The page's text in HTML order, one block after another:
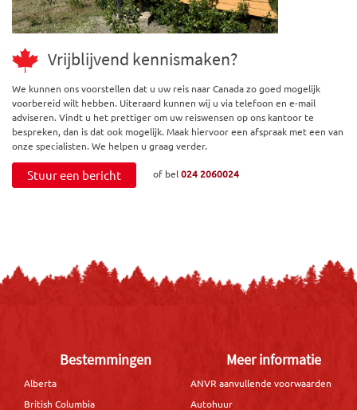
Vrijblijvend kennismaken?
We kunnen ons voorstellen dat u uw reis naar Canada zo goed mogelijk
voorbereid wilt hebben. Uiteraard kunnen wij u via telefoon en e-mail
adviseren. Vindt u het prettiger om uw reiswensen op ons kantoor te
bespreken, dan is dat ook mogelijk. Maak hiervoor een afspraak met een van
onze specialisten. We helpen u graag verder.
Stuur een bericht of bel024 2060024
Bestemmingen
Alberta
British Columbia
Meer informatie
ANVR aanvullende voorwaarden
Autohuur